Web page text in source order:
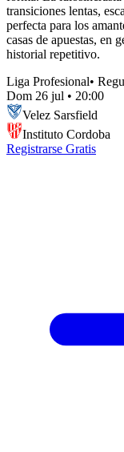
transiciones lentas,
perfecta para los
casas de apuestas, en
historial repetitivo.
Liga Profesional•
Dom 26 jul • 20:00
Velez Sarsfield
Instituto Cordoba
Registrarse Gratis